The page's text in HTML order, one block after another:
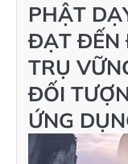
PHẬT
ĐẠT ĐẾN
TRỤ
ĐỐI
ỨNG